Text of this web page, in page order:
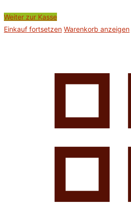
Weiter zur Kasse
Einkauf fortsetzen Warenkorb anzeigen